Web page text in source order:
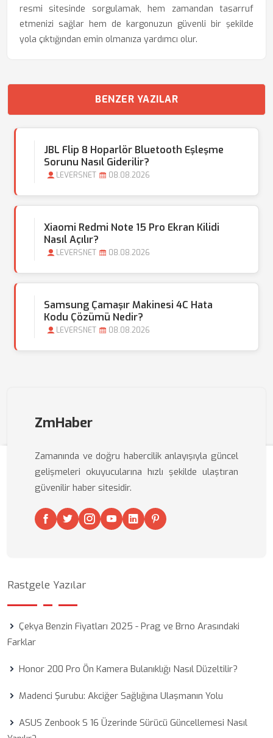
resmi sitesinde sorgulamak, hem zamandan tasarruf
etmenizi sağlar hem de kargonuzun güvenli bir şekilde
yola çıktığından emin olmanıza yardımcı olur.
BENZER YAZILAR
JBL Flip 8 Hoparlör Bluetooth Eşleşme
Sorunu Nasıl Giderilir?
LEVERSNET 08.08.2026
Xiaomi Redmi Note 15 Pro Ekran Kilidi
Nasıl Açılır?
LEVERSNET 08.08.2026
Samsung Çamaşır Makinesi 4C Hata
Kodu Çözümü Nedir?
LEVERSNET 08.08.2026
ZmHaber
Zamanında ve doğru habercilik anlayışıyla güncel
gelişmeleri okuyucularına hızlı şekilde ulaştıran
güvenilir haber sitesidir.
Rastgele Yazılar
Çekya Benzin Fiyatları 2025 - Prag ve Brno Arasındaki
Farklar
Honor 200 Pro Ön Kamera Bulanıklığı Nasıl Düzeltilir?
Madenci Şurubu: Akciğer Sağlığına Ulaşmanın Yolu
ASUS Zenbook S 16 Üzerinde Sürücü Güncellemesi Nasıl